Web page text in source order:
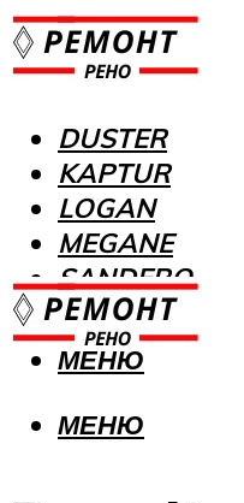
DUSTER
KAPTUR
LOGAN
MEGANE
SANDERO
МЕНЮ
МЕНЮ